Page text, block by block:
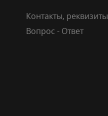
Контакты, реквизиты
Вопрос - Ответ